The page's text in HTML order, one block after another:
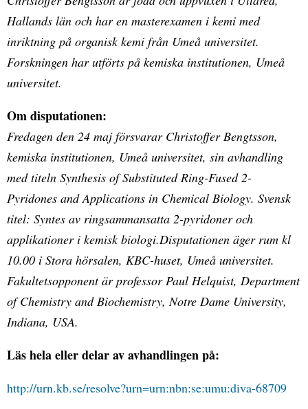
Hallands län och har en masterexamen i kemi med
inriktning på organisk kemi från Umeå universitet.
Forskningen har utförts på kemiska institutionen, Umeå
universitet.
Om disputationen:
Fredagen den 24 maj försvarar Christoffer Bengtsson,
kemiska institutionen, Umeå universitet, sin avhandling
med titeln Synthesis of Substituted Ring-Fused 2-
Pyridones and Applications in Chemical Biology. Svensk
titel: Syntes av ringsammansatta 2-pyridoner och
applikationer i kemisk biologi.Disputationen äger rum kl
10.00 i Stora hörsalen, KBC-huset, Umeå universitet.
Fakultetsopponent är professor Paul Helquist, Department
of Chemistry and Biochemistry, Notre Dame University,
Indiana, USA.
Läs hela eller delar av avhandlingen på:
http://urn.kb.se/resolve?urn=urn:nbn:se:umu:diva-68709